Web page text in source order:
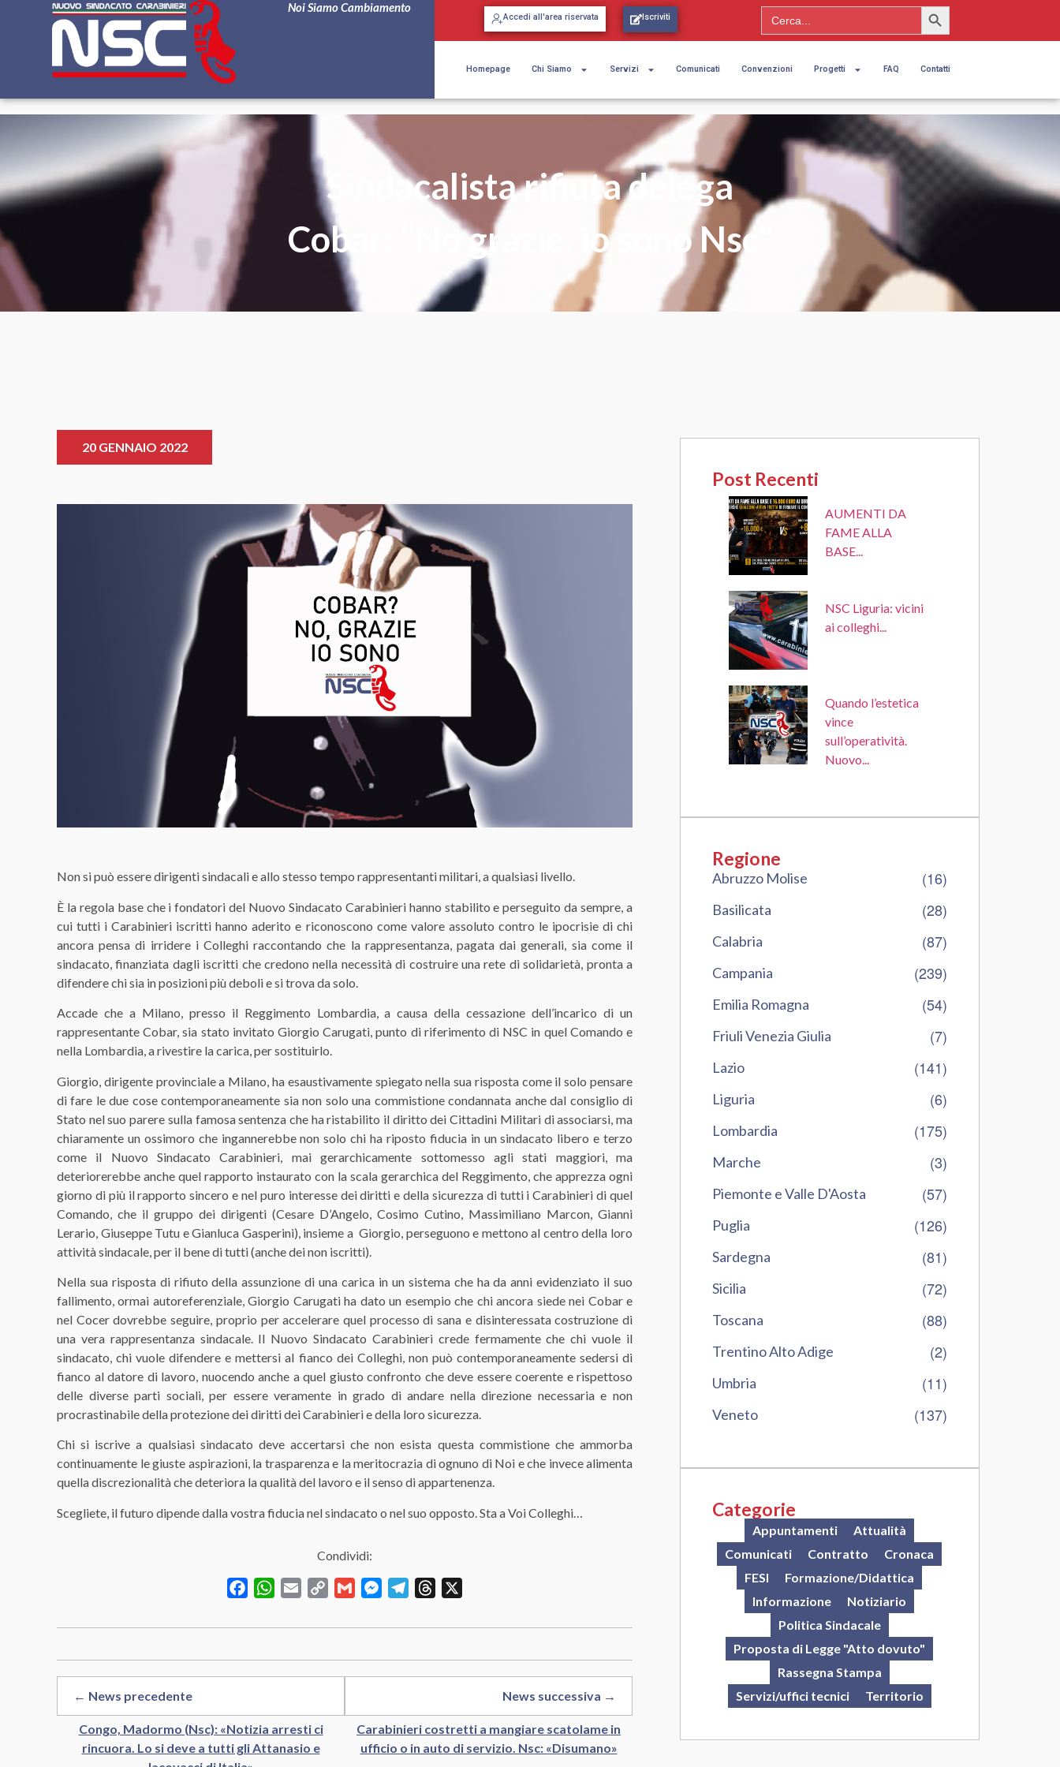
Noi Siamo Cambiamento
Accedi all'area riservata Iscriviti Search
for:
Search Button
Homepage Chi Siamo Servizi Comunicati Convenzioni Progetti FAQ Contatti
Sindacalista rifiuta delega
Cobar: “No grazie, io sono Nsc”
20 GENNAIO 2022
Non si può essere dirigenti sindacali e allo stesso tempo rappresentanti militari, a qualsiasi livello.
È la regola base che i fondatori del Nuovo Sindacato Carabinieri hanno stabilito e perseguito da sempre, a
cui tutti i Carabinieri iscritti hanno aderito e riconoscono come valore assoluto contro le ipocrisie di chi
ancora pensa di irridere i Colleghi raccontando che la rappresentanza, pagata dai generali, sia come il
sindacato, finanziata dagli iscritti che credono nella necessità di costruire una rete di solidarietà, pronta a
difendere chi sia in posizioni più deboli e si trova da solo.
Accade che a Milano, presso il Reggimento Lombardia, a causa della cessazione dell’incarico di un
rappresentante Cobar, sia stato invitato Giorgio Carugati, punto di riferimento di NSC in quel Comando e
nella Lombardia, a rivestire la carica, per sostituirlo.
Giorgio, dirigente provinciale a Milano, ha esaustivamente spiegato nella sua risposta come il solo pensare
di fare le due cose contemporaneamente sia non solo una commistione condannata anche dal consiglio di
Stato nel suo parere sulla famosa sentenza che ha ristabilito il diritto dei Cittadini Militari di associarsi, ma
chiaramente un ossimoro che ingannerebbe non solo chi ha riposto fiducia in un sindacato libero e terzo
come il Nuovo Sindacato Carabinieri, mai gerarchicamente sottomesso agli stati maggiori, ma
deteriorerebbe anche quel rapporto instaurato con la scala gerarchica del Reggimento, che apprezza ogni
giorno di più il rapporto sincero e nel puro interesse dei diritti e della sicurezza di tutti i Carabinieri di quel
Comando, che il gruppo dei dirigenti (Cesare D’Angelo, Cosimo Cutino, Massimiliano Marcon, Gianni
Lerario, Giuseppe Tutu e Gianluca Gasperini), insieme a Giorgio, perseguono e mettono al centro della loro
attività sindacale, per il bene di tutti (anche dei non iscritti).
Nella sua risposta di rifiuto della assunzione di una carica in un sistema che ha da anni evidenziato il suo
fallimento, ormai autoreferenziale, Giorgio Carugati ha dato un esempio che chi ancora siede nei Cobar e
nel Cocer dovrebbe seguire, proprio per accelerare quel processo di sana e disinteressata costruzione di
una vera rappresentanza sindacale. Il Nuovo Sindacato Carabinieri crede fermamente che chi vuole il
sindacato, chi vuole difendere e mettersi al fianco dei Colleghi, non può contemporaneamente sedersi di
fianco al datore di lavoro, nuocendo anche a quel giusto confronto che deve essere coerente e rispettoso
delle diverse parti sociali, per essere veramente in grado di andare nella direzione necessaria e non
procrastinabile della protezione dei diritti dei Carabinieri e della loro sicurezza.
Chi si iscrive a qualsiasi sindacato deve accertarsi che non esista questa commistione che ammorba
continuamente le giuste aspirazioni, la trasparenza e la meritocrazia di ognuno di Noi e che invece alimenta
quella discrezionalità che deteriora la qualità del lavoro e il senso di appartenenza.
Scegliete, il futuro dipende dalla vostra fiducia nel sindacato o nel suo opposto. Sta a Voi Colleghi…
Condividi:
FacebookWhatsApp
Email
Copy
Gmail MessengerTelegramThreads
← News precedente
Congo, Madormo (Nsc): «Notizia arresti ci
rincuora. Lo si deve a tutti gli Attanasio e
News successiva →
Carabinieri costretti a mangiare scatolame in
ufficio o in auto di servizio. Nsc: «Disumano»
Post Recenti
AUMENTI DA
FAME ALLA
BASE...
NSC Liguria: vicini
ai colleghi...
Quando l’estetica
vince
sull’operatività.
Nuovo...
Regione
Abruzzo Molise (16)
Basilicata (28)
Calabria (87)
Campania (239)
Emilia Romagna (54)
Friuli Venezia Giulia (7)
Lazio (141)
Liguria (6)
Lombardia (175)
Marche (3)
Piemonte e Valle D'Aosta (57)
Puglia (126)
Sardegna (81)
Sicilia (72)
Toscana (88)
Trentino Alto Adige (2)
Umbria (11)
Veneto (137)
Categorie
Appuntamenti
Attualità
Comunicati
Contratto
Cronaca
FESI
Formazione/Didattica
Informazione
Notiziario
Politica Sindacale
Proposta di Legge "Atto dovuto"
Rassegna Stampa
Servizi/uffici tecnici
Territorio